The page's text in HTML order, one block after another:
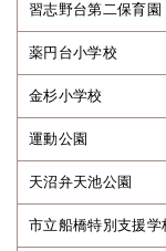
習志野台第二保育園
薬円台小学校
金杉小学校
運動公園
天沼弁天池公園
市立船橋特別支援学